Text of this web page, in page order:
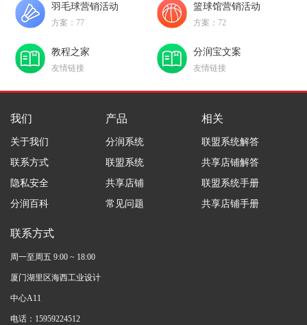
羽毛球营销活动
方案：77
篮球馆营销活动
方案：72
教程之家
友情链接
分润宝文案
友情链接
我们
关于我们
联系方式
隐私安全
分润百科
产品
分润系统
联盟系统
共享店铺
常见问题
相关
联盟系统解答
共享店铺解答
联盟系统手册
共享店铺手册
联系方式
周一至周五 9:00 ~ 18:00
厦门湖里区海西工业设计
中心A11
电话：15959224512